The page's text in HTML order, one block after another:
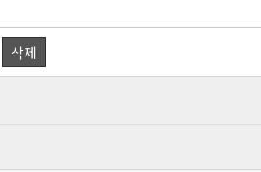
삭제